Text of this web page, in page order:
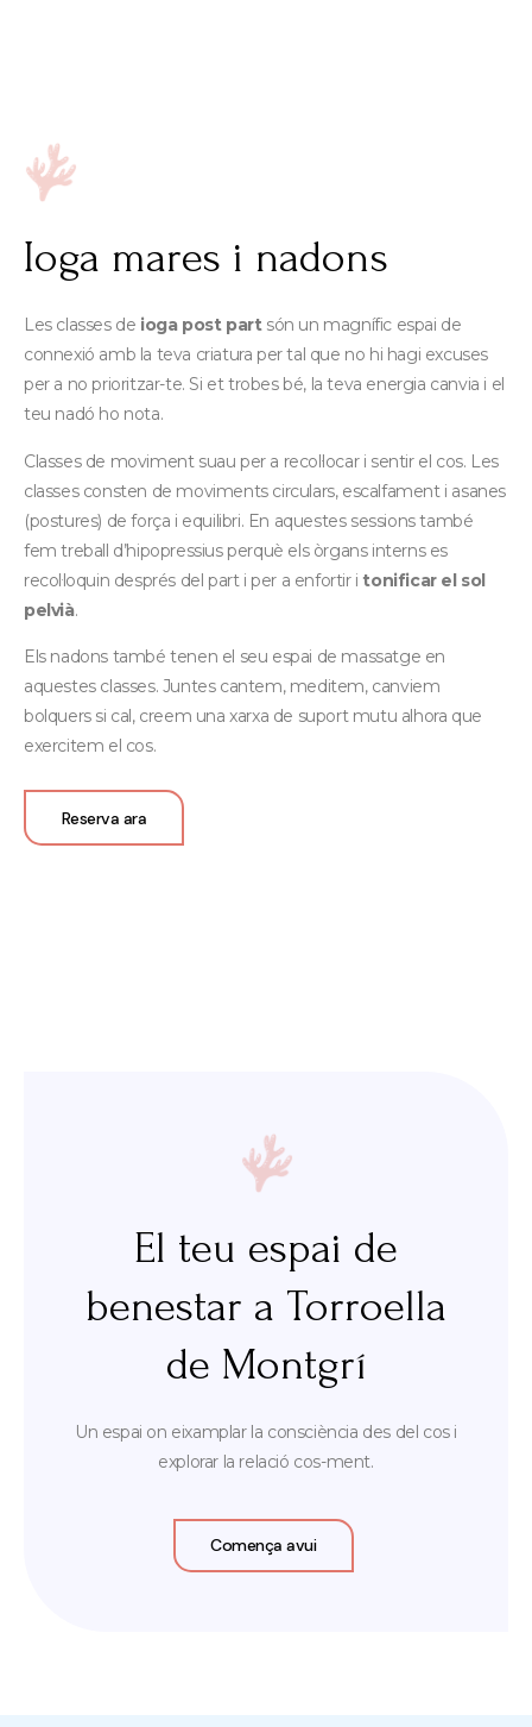
Ioga mares i nadons
Les classes de ioga post partsón un magnífic espai de
connexió amb la teva criatura per tal que no hi hagi excuses
per a no prioritzar-te. Si et trobes bé, la teva energia canvia i el
teu nadó ho nota.
Classes de moviment suau per a recol·locar i sentir el cos. Les
classes consten de moviments circulars, escalfament i asanes
(postures) de força i equilibri. En aquestes sessions també
fem treball d’hipopressius perquè els òrgans interns es
recol·loquin després del part i per a enfortir i tonificar el sol
pelvià.
Els nadons també tenen el seu espai de massatge en
aquestes classes. Juntes cantem, meditem, canviem
bolquers si cal, creem una xarxa de suport mutu alhora que
exercitem el cos.
Reserva ara
El teu espai de
benestar a Torroella
de Montgrí
Un espai on eixamplar la consciència des del cos i
explorar la relació cos-ment.
Comença avui